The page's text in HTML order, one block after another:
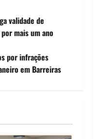
validade de
mais um ano
por infrações
em Barreiras